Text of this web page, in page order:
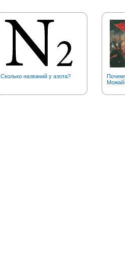
Сколько названий у азота?